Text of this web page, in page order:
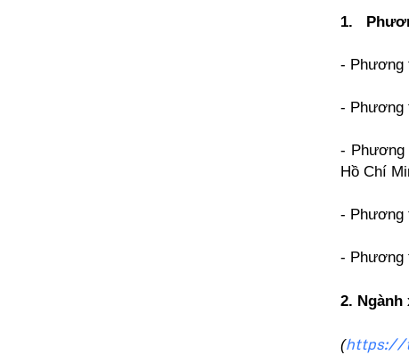
1.
- Phương
- Phương
- Phương
Hồ Chí
- Phương
- Phương
2. Ngành
(https://